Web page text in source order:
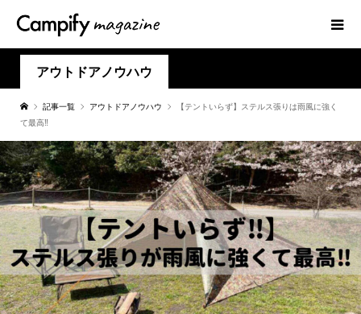
アウトドアノウハウ
記事一覧 アウトドアノウハウ
【テントいらず】ステルス張りは雨風に強く
て最高‼